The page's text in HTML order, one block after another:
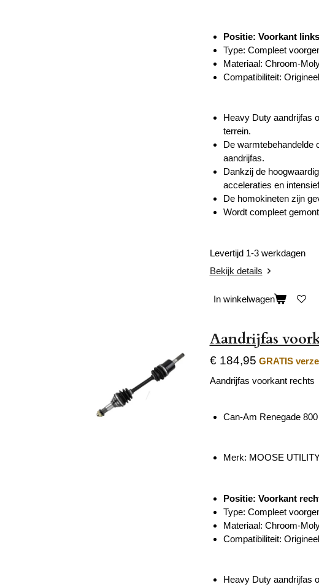
Positie: Voorkant links
Type: Compleet
Materiaal: Chroom-
Compatibiliteit:
Heavy Duty aandrijfas
terrein.
De warmtebehandelde
aandrijfas.
Dankzij de
acceleraties en
De homokineten zijn
Wordt compleet
Levertijd 1-3 werkdagen
Bekijk details
In winkelwagen
Aandrijfas
€ 184,95 GRATIS
Aandrijfas voorkant rechts
Can-Am Renegade 800
Merk: MOOSE
Positie: Voorkant
Type: Compleet
Materiaal: Chroom-
Compatibiliteit:
Heavy Duty aandrijfas